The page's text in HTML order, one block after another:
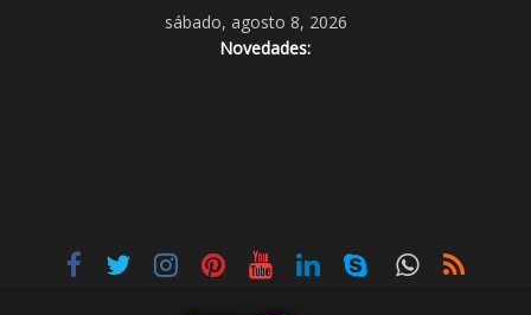
sábado, agosto 8, 2026
Novedades: